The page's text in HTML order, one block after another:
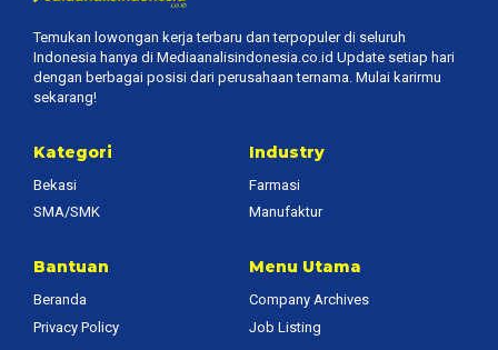
Temukan lowongan kerja terbaru dan terpopuler di seluruh
Indonesia hanya di Mediaanalisindonesia.co.id Update setiap hari
dengan berbagai posisi dari perusahaan ternama. Mulai karirmu
sekarang!
Kategori
Bekasi
SMA/SMK
Industry
Farmasi
Manufaktur
Bantuan
Beranda
Privacy Policy
Menu Utama
Company Archives
Job Listing